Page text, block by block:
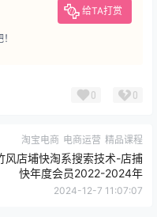
给TA打赏
0 0
淘宝电商 电商运营 精品课程
风店埔快淘系搜索技术-店捕
快年度会员2022-2024年
2024-12-7 11:07:07